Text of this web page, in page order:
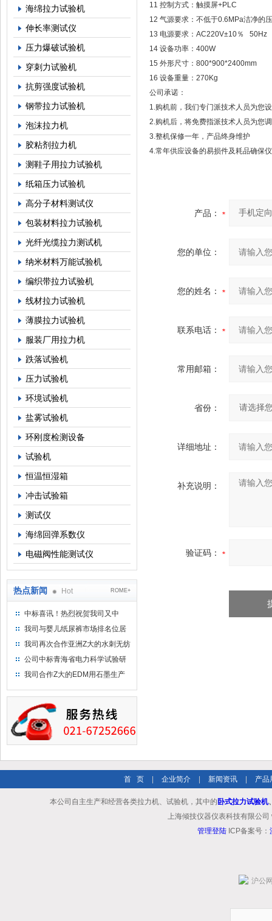
海绵拉力试验机
伸长率测试仪
压力爆破试验机
穿刺力试验机
抗剪强度试验机
钢带拉力试验机
泡沫拉力机
胶粘剂拉力机
测鞋子用拉力试验机
纸箱压力试验机
高分子材料测试仪
包装材料拉力试验机
光纤光缆拉力测试机
纳米材料万能试验机
编织带拉力试验机
线材拉力试验机
薄膜拉力试验机
服装厂用拉力机
跌落试验机
压力试验机
环境试验机
盐雾试验机
环刚度检测设备
试验机
恒温恒湿箱
冲击试验箱
测试仪
海绵回弹系数仪
电磁阀性能测试仪
热点新闻 Hot ROME+
中标喜讯！热烈祝贺我司又中
标！
我司与婴儿纸尿裤市场排名位居
名的全日美实业合作成功！
我司再次合作亚洲Z大的水刺无纺
布供应商-南六企业！
公司中标青海省电力科学试验研
究院！
我司合作Z大的EDM用石墨生产
11 控制方式：触摸屏+PLC
12 气源要求：不低于0.6MPa洁净的
13 电源要求：AC220V±10％ 50Hz
14 设备功率：400W
15 外形尺寸：800*900*2400mm
16 设备重量：270Kg
公司承诺：
1.购机前，我们专门派技术人员为您
2.购机后，将免费指派技术人员为您
3.整机保修一年，产品终身维护
4.常年供应设备的易损件及耗品确保
产品：
您的单位：
您的姓名：
联系电话：
常用邮箱：
省份：
详细地址：
补充说明：
验证码：
首 页 企业简介 新闻资讯 产品
本公司自主生产和经营各类拉力机、试验机，其中的 卧式拉力试验机
上海倾技仪器仪表科技有限公
管理登陆 ICP备案号：
沪公